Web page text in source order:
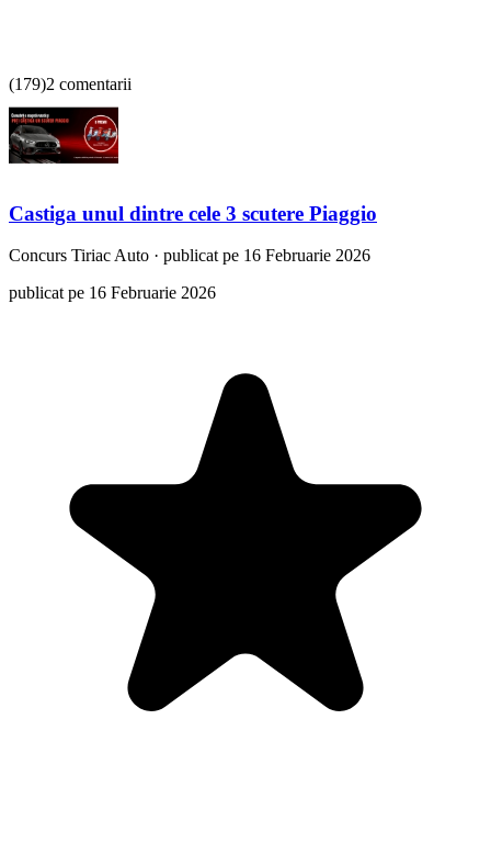
(179)2 comentarii
Castiga unul dintre cele 3 scutere Piaggio
Concurs Tiriac Auto · publicat pe 16 Februarie 2026
publicat pe 16 Februarie 2026